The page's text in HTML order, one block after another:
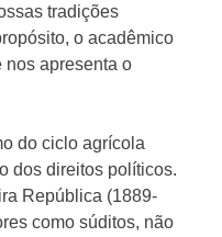
tradições
o acadêmico
nos apresenta o
do ciclo agrícola
dos direitos políticos.
República (1889-
como súditos, não